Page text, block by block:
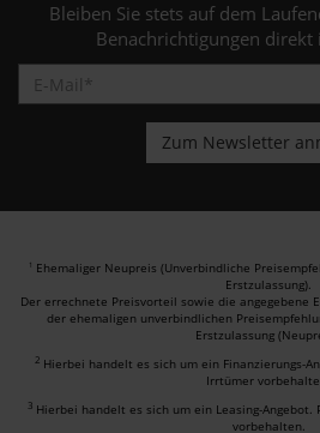
Bleiben Sie stets auf dem
Benachrichtigungen direkt
1 Ehemaliger Neupreis (Unverbindliche
Erstzulassung).
Der errechnete Preisvorteil sowie die angegebene
der ehemaligen unverbindlichen
Erstzulassung
2 Hierbei handelt es sich um ein Finanzierungs-
Irrtümer
3 Hierbei handelt es sich um ein Leasing-
vorbehalten.